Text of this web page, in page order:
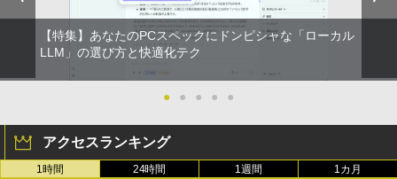
【特集】あなたのPCスペックにドンピシャな「ローカル
LLM」の選び方と快適化テク
● ● ● ● ●
アクセスランキング
1時間 24時間 1週間 1カ月